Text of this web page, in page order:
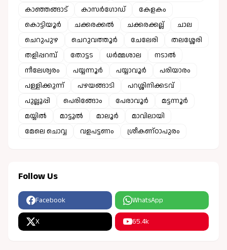
കാഞ്ഞങ്ങാട്
കാസർഗോഡ്
കേളകം
കൊട്ടിയൂർ
ചക്കരക്കൽ ചക്കരക്കല്ല്
ചാല
ചെറുപുഴ
ചെറുവത്തൂർ ചേലേരി
തലശ്ശേരി
തളിപ്പറമ്പ്
തോട്ടട ധർമ്മശാല
നടാൽ
നീലേശ്വരം
പയ്യന്നൂർ പയ്യാവൂർ
പരിയാരം
പള്ളിക്കുന്ന്
പഴയങ്ങാടി
പറശ്ശിനിക്കടവ്
പുല്ലൂപ്പി
പെരിങ്ങോം പേരാവൂർ
മട്ടന്നൂർ
മയ്യിൽ
മാട്ടൂൽ മാലൂർ
മാവിലായി
മേലെ ചൊവ്വ
വളപട്ടണം ശ്രീകണ്ഠാപുരം
Follow Us
Facebook WhatsApp
X 65.4k